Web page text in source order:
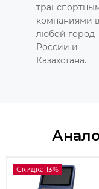
компаниями в
любой город
России и
Казахстана.
Скидка 13%